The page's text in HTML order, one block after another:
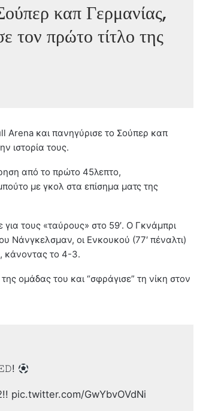
καπ Γερμανίας,
τον πρώτο τίτλο της
Arena και πανηγύρισε το Σούπερ καπ
ιστορία τους.
από το πρώτο 45λεπτο,
με γκολ στα επίσημα ματς της
τους «ταύρους» στο 59′. Ο Γκνάμπρι
Νάνγκελσμαν, οι Ενκουκού (77′ πέναλτι)
κάνοντας το 4-3.
ομάδας του και “σφράγισε” τη νίκη στον
pic.twitter.com/GwYbvOVdNi